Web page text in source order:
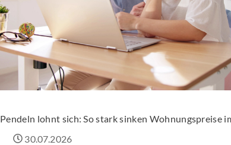
Pendeln lohnt sich: So stark sinken Wohnungspreise
30.07.2026